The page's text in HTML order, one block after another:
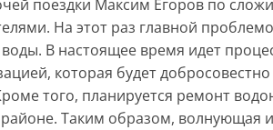
поездки Максим Егоров по
На этот раз главной
В настоящее время идет
которая будет
того, планируется ремонт
Таким образом, волнующая